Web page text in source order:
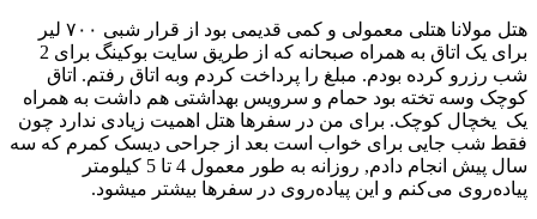
هتل مولانا هتلی معمولی و کمی قدیمی بود از قرار شبی ۷۰۰ لیر
برای یک اتاق به همراه صبحانه که از طریق سایت بوکینگ برای 2
شب رزرو کرده بودم. مبلغ را پرداخت کردم وبه اتاق رفتم. اتاق
کوچک وسه تخته بود حمام و سرویس بهداشتی هم داشت به همراه
یک یخچال کوچک. برای من در سفرها هتل اهمیت زیادی ندارد چون
فقط شب جایی برای خواب است بعد از جراحی دیسک کمرم که سه
سال پیش انجام دادم, روزانه به طور معمول 4 تا 5 کیلومتر
پیاده‌روی می‌کنم و این پیاده‌روی در سفرها بیشتر میشود.